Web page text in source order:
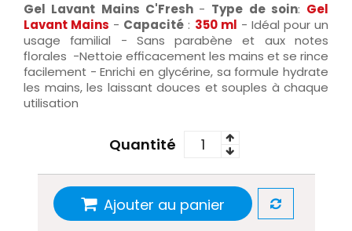
Gel Lavant Mains C'Fresh - Type de soin: Gel
Lavant Mains - Capacité : 350 ml - Idéal pour un
usage familial - Sans parabène et aux notes
florales -Nettoie efficacement les mains et se rince
facilement - Enrichi en glycérine, sa formule hydrate
les mains, les laissant douces et souples à chaque
utilisation
Quantité
Ajouter au panier